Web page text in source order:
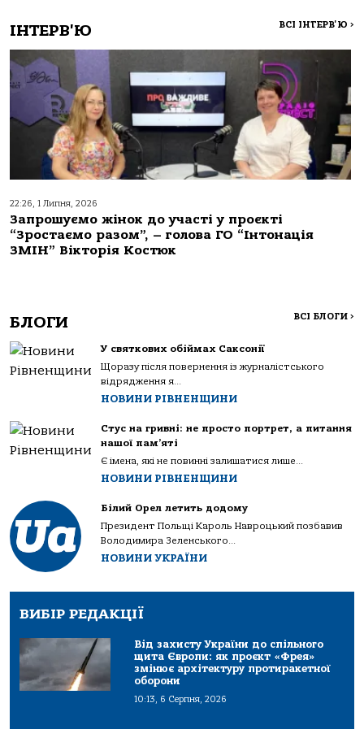
ІНТЕРВ'Ю ВСІ ІНТЕРВ'Ю >
22:26, 1 Липня, 2026
Запрошуємо жінок до участі у проєкті
“Зростаємо разом”, – голова ГО “Інтонація
ЗМІН” Вікторія Костюк
БЛОГИ ВСІ БЛОГИ >
У святкових обіймах Саксонії
Щоразу після повернення із журналістського
відрядження я...
НОВИНИ РІВНЕНЩИНИ
Стус на гривні: не просто портрет, а питання
нашої пам’яті
Є імена, які не повинні залишатися лише...
НОВИНИ РІВНЕНЩИНИ
Білий Орел летить додому
Президент Польщі Кароль Навроцький позбавив
Володимира Зеленського...
НОВИНИ УКРАЇНИ
ВИБІР РЕДАКЦІЇ
Від захисту України до спільного
щита Європи: як проєкт «Фрея»
змінює архітектуру протиракетної
оборони
10:13, 6 Серпня, 2026